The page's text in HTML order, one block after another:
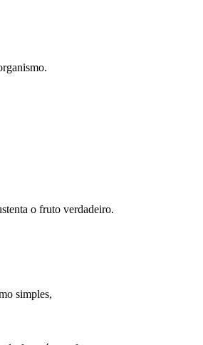
o fruto verdadeiro.
simples,